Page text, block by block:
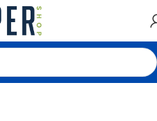
Tarihsiz Defterler